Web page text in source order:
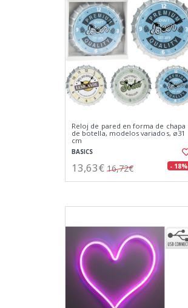
Reloj de pared en forma de chapa
de botella, modelos variados, ø31
cm
BASICS
13,63€ 16,72€ - 18%